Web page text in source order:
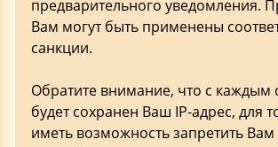
предварительного уведомления.
Вам могут быть применены
санкции.
Обратите внимание, что с
будет сохранен Ваш IP-адрес, для
иметь возможность запретить Вам